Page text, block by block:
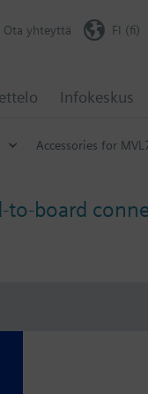
Infokeskus
Ota yhteyttä FI (fi)
Accessories for
to-board